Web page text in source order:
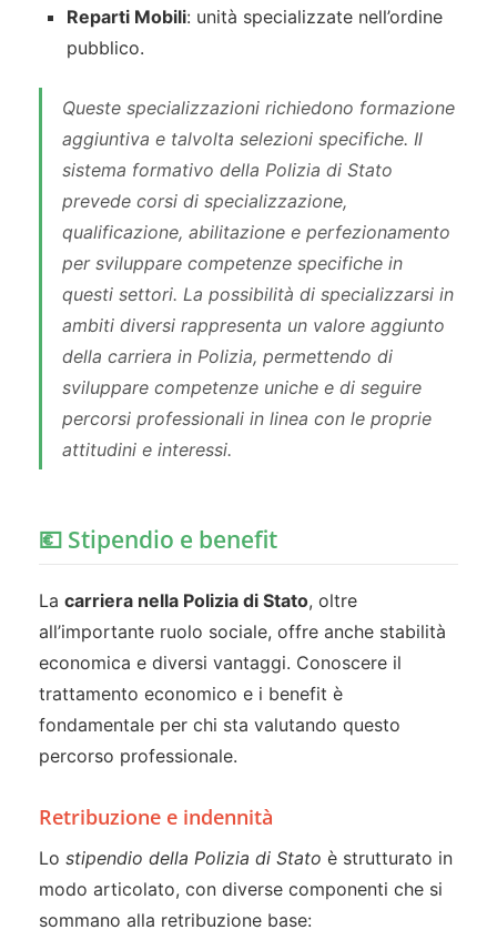
Reparti Mobili: unità specializzate nell’ordine
pubblico.
Queste specializzazioni richiedono formazione
aggiuntiva e talvolta selezioni specifiche. Il
sistema formativo della Polizia di Stato
prevede corsi di specializzazione,
qualificazione, abilitazione e perfezionamento
per sviluppare competenze specifiche in
questi settori. La possibilità di specializzarsi in
ambiti diversi rappresenta un valore aggiunto
della carriera in Polizia, permettendo di
sviluppare competenze uniche e di seguire
percorsi professionali in linea con le proprie
attitudini e interessi.
💶 Stipendio e benefit
La carriera nella Polizia di Stato, oltre
all’importante ruolo sociale, offre anche stabilità
economica e diversi vantaggi. Conoscere il
trattamento economico e i benefit è
fondamentale per chi sta valutando questo
percorso professionale.
Retribuzione e indennità
Lo stipendio della Polizia di Stato è strutturato in
modo articolato, con diverse componenti che si
sommano alla retribuzione base: